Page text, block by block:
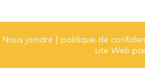
Nous joindre politique de
site Web